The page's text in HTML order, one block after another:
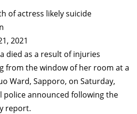
of actress likely suicide
2021
died as a result of injuries
from the window of her room at a
Ward, Sapporo, on Saturday,
police announced following the
report.